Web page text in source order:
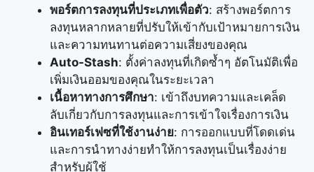
พอร์ตการลงทุนที่ประเภทเพื่อตัว: สร้างพอร์ตการ
ลงทุนหลากหลายที่ปรับให้เข้ากับเป้าหมายการเงิน
และความทนทานต่อความเสี่ยงของคุณ
Auto-Stash: ตั้งค่าลงทุนที่เกิดซ้ำๆ อัตโนมัติเพื่อ
เพิ่มเงินออมของคุณในระยะเวลา
เนื้อหาทางการศึกษา: เข้าถึงบทความและเคล็ด
ลับเกี่ยวกับการลงทุนและการเข้าใจเรื่องการเงิน
อินเทอร์เฟซที่ใช้งานง่าย: การออกแบบที่โดดเด่น
และการนำทางง่ายทำให้การลงทุนเป็นเรื่องง่าย
สำหรับผู้ใช้